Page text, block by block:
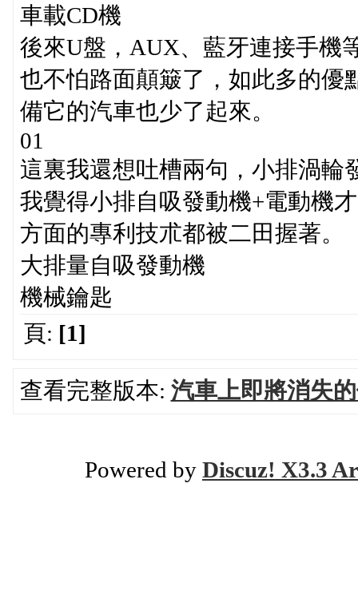
車載CD機
後來U盤，AUX、藍牙連接手機
也不怕路面顛簸了，如此多的優
備它的汽車也少了起來。
01
這裏我還想吐槽兩句，小排渦輪
我覺得小排自吸發動機+電動機
方面的專利技朮都被二田握著。
大排量自吸發動機
機械鑰匙
頁: [1]
查看完整版本: 汽車上即將消失
Powered by Discuz! X3.3